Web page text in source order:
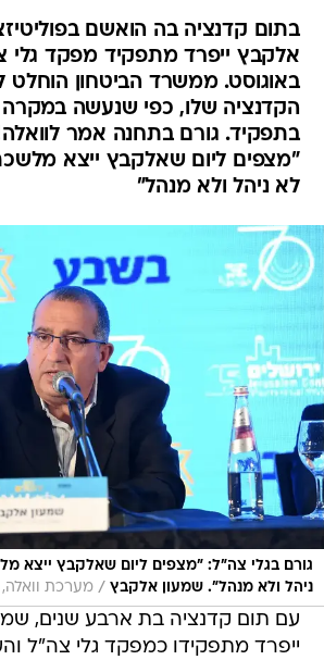
בתום קדנציה בה הואשם
באוגוסט. ממשרד הביטחון
הקדנציה שלו, כפי שנעשה
בתפקיד. גורם בתחנה אמר
"מצפים ליום שאלקבץ ייצא
לא ניהל ולא מנהל"
גורם בגלי צה"ל: "מצפים ליום שאלקבץ ייצא
ניהל ולא מנהל". שמעון אלקבץ / מערכת וואלה,
עם תום קדנציה בת ארבע שנים,
ייפרד מתפקידו כמפקד גלי צה"ל